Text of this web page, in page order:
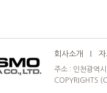
회사소개 자
주소 : 인천광역
COPYRIGHTS